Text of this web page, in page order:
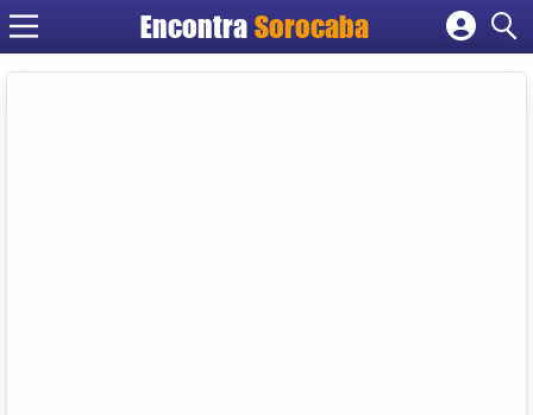
EncontraSorocaba
Cadastrar empresa